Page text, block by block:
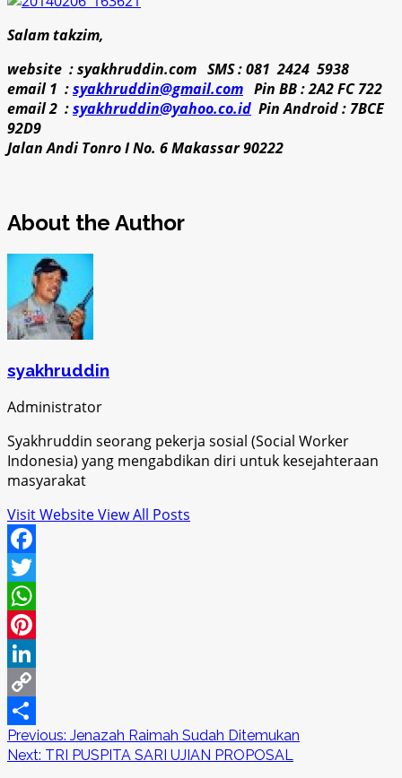
Salam takzim,
website : syakhruddin.com SMS : 081 2424 5938
email 1 :syakhruddin@gmail.com Pin BB : 2A2 FC 722
email 2 :syakhruddin@yahoo.co.id Pin Android : 7BCE
92D9
Jalan Andi Tonro I No. 6 Makassar 90222
About the Author
syakhruddin
Administrator
Syakhruddin seorang pekerja sosial (Social Worker
Indonesia) yang mengabdikan diri untuk kesejahteraan
masyarakat
Visit WebsiteView All Posts
Facebook
Twitter
WhatsApp
Pinterest
LinkedIn
Copy
Link
Share
Post
navigation
Previous: Jenazah Raimah Sudah Ditemukan
Next: TRI PUSPITA SARI UJIAN PROPOSAL